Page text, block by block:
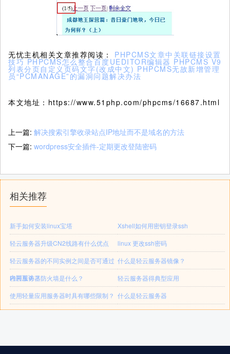
无忧主机相关文章推荐阅读： PHPCMS文章中关联链接设置
技巧 PHPCMS怎么整合百度UEDITOR编辑器 PHPCMS V9
列表分页自定义页码文字(改成中文) PHPCMS无故新增管理
员“PCMANAGE”的漏洞问题解决办法
本文地址：https://www.51php.com/phpcms/16687.html
上一篇: 解决搜索引擎收录站点IP地址而不是域名的方法
下一篇: wordpress安全插件-定期更改登陆密码
相关推荐
新手如何安装linux宝塔
Xshell如何用密钥登录ssh
轻云服务器升级CN2线路有什么优点
linux 更改ssh密码
轻云服务器的不同实例之间是否可通过
内网互访？
什么是轻云服务器镜像？
轻云服务器防火墙是什么？
轻云服务器得典型应用
使用轻量应用服务器时具有哪些限制？ 什么是轻云服务器